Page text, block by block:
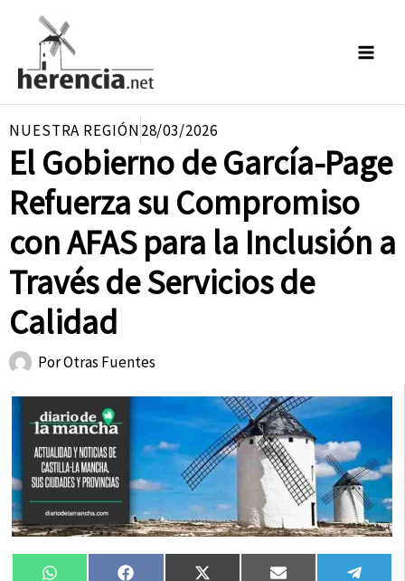
contenido
NUESTRA REGIÓN28/03/2026
El Gobierno de García-Page
Refuerza su Compromiso
con AFAS para la Inclusión a
Través de Servicios de
Calidad
PorOtras Fuentes